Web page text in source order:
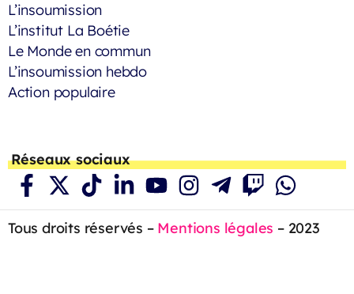
L’insoumission
L’institut La Boétie
Le Monde en commun
L’insoumission hebdo
Action populaire
Réseaux sociaux
Tous droits réservés – Mentions légales – 2023